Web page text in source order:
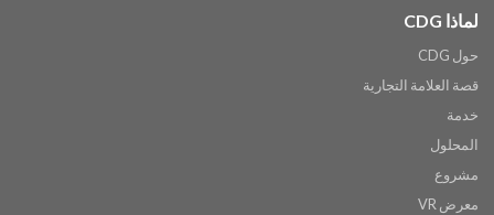
لماذا CDG
حول CDG
قصة العلامة التجارية
خدمة
المحلول
مشروع
معرض VR